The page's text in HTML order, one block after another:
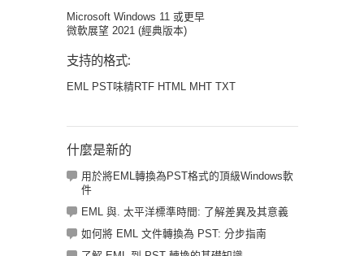
Microsoft Windows 11 或更早
微軟展望 2021 (經典版本)
支持的格式:
EML PST味精RTF HTML MHT TXT
什麼是新的
用於將EML轉換為PST格式的頂級Windows軟
件
EML 與. 太平洋標準時間: 了解差異及其意義
如何將 EML 文件轉換為 PST: 分步指南